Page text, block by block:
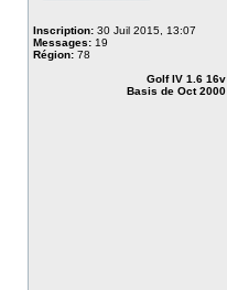
Inscription: 30 Juil 2015, 13:07
Messages: 19
Région: 78
Golf IV 1.6 16v
Basis de Oct 2000